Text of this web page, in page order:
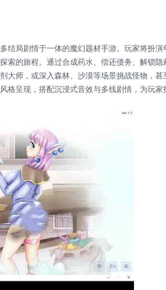
结局剧情于一体的魔幻题材手游。玩家将扮演
索的旅程。通过合成药水、偿还债务、解锁隐
师，或深入森林、沙漠等场景挑战怪物，甚
格呈现，搭配沉浸式音效与多线剧情，为玩家